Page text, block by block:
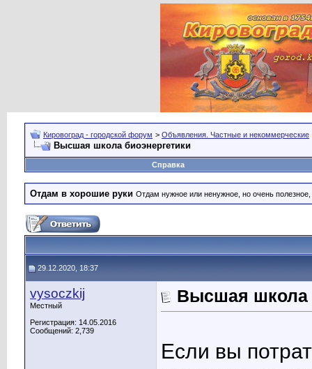
Кировоград - городской форум > Объявления. Частные и некоммерческие
Высшая школа биоэнергетики
Справка
Отдам в хорошие руки Отдам нужное или ненужное, но очень
29.12.2020, 18:37
vysoczkij
Местный
Регистрация: 14.05.2016
Сообщений: 2,739
Высшая школа
Если вы